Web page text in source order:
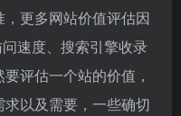
更多网站价值评估因
速度、搜索引擎收录
评估一个站的价值，
以及需要，一些确切